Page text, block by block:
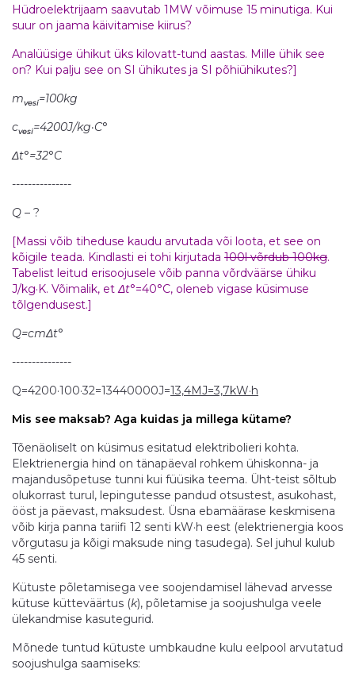
Hüdroelektrijaam saavutab 1MW võimuse 15 minutiga. Kui
suur on jaama käivitamise kiirus?
Analüüsige ühikut üks kilovatt-tund aastas. Mille ühik see
on? Kui palju see on SI ühikutes ja SI põhiühikutes?]
mvesi=100kg
cvesi=4200J/kg·C°
Δt°=32°C
---------------
Q – ?
[Massi võib tiheduse kaudu arvutada või loota, et see on
kõigile teada. Kindlasti ei tohi kirjutada 100l võrdub 100kg.
Tabelist leitud erisoojusele võib panna võrdväärse ühiku
J/kg·K. Võimalik, etΔt°=40°C, oleneb vigase küsimuse
tõlgendusest.]
Q=cmΔt°
---------------
Q=4200·100·32=13440000J=13,4MJ=3,7kW·h
Mis see maksab? Aga kuidas ja millega kütame?
Tõenäoliselt on küsimus esitatud elektribolieri kohta.
Elektrienergia hind on tänapäeval rohkem ühiskonna- ja
majandusõpetuse tunni kui füüsika teema. Üht-teist sõltub
olukorrast turul, lepingutesse pandud otsustest, asukohast,
ööst ja päevast, maksudest. Üsna ebamäärase keskmisena
võib kirja panna tariifi 12 senti kW·h eest (elektrienergia koos
võrgutasu ja kõigi maksude ning tasudega). Sel juhul kulub
45 senti.
Kütuste põletamisega vee soojendamisel lähevad arvesse
kütuse kütteväärtus (k), põletamise ja soojushulga veele
ülekandmise kasutegurid.
Mõnede tuntud kütuste umbkaudne kulu eelpool arvutatud
soojushulga saamiseks: